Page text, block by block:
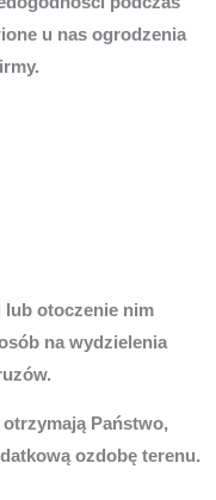
u nas ogrodzenia
lub otoczenie nim
na wydzielenia
Państwo,
ozdobę terenu.